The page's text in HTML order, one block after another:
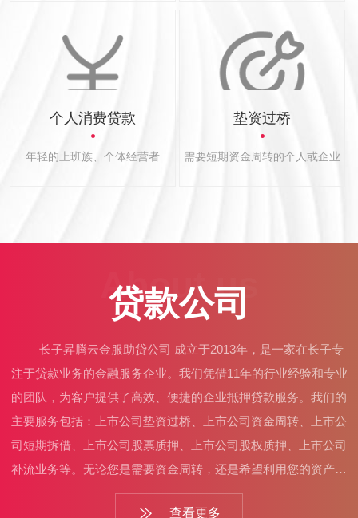
个人消费贷款
年轻的上班族、个体经营者
垫资过桥
需要短期资金周转的个人或企业
About us
贷款公司
长子昇腾云金服助贷公司 成立于2013年，是一家在长子专
注于贷款业务的金融服务企业。我们凭借11年的行业经验和专业
的团队，为客户提供了高效、便捷的企业抵押贷款服务。我们的
主要服务包括：上市公司垫资过桥、上市公司资金周转、上市公
司短期拆借、上市公司股票质押、上市公司股权质押、上市公司
补流业务等。无论您是需要资金周转，还是希望利用您的资产或
其他抵押物获得贷款，我们都能为您提供合适的解决方案。作为
查看更多